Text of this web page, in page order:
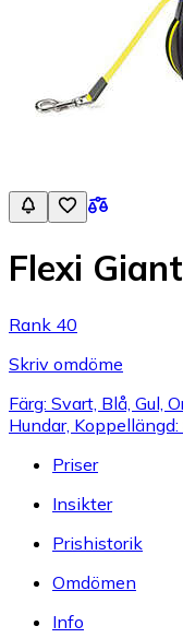
Flexi
Rank 40
Skriv omdöme
Färg: Svart, Blå, Gul,
Hundar, Koppellängd:
Priser
Insikter
Prishistorik
Omdömen
Info